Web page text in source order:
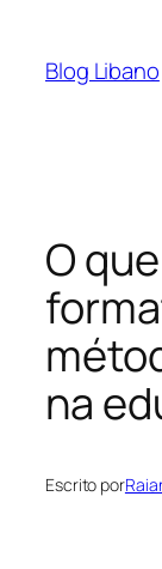
Blog Libano
O
na
Escrito por